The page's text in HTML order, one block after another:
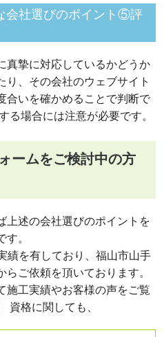
会社選びのポイント⑤評
真摯に対応しているかどうか
り、その会社のウェブサイト
合いを確かめることで判断で
る場合には注意が必要です。
ームをご検討中の方
上述の会社選びのポイントを
。
績を有しており、福山市山手
ご依頼を頂いております。
施工実績やお客様の声をご覧
資格に関しても、